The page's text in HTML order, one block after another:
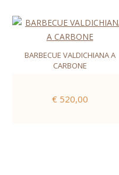
BARBECUE VALDICHIANA A
CARBONE
€ 520,00